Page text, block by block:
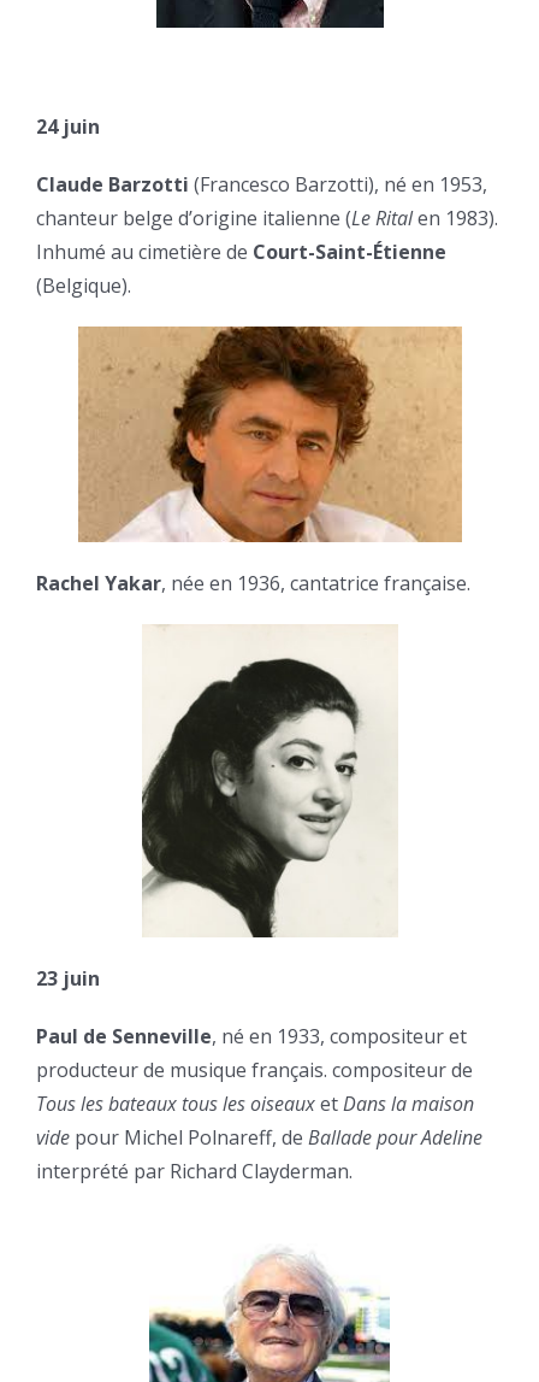
24 juin
Claude Barzotti (Francesco Barzotti), né en 1953,
chanteur belge d’origine italienne (Le Ritalen 1983).
Inhumé au cimetière de Court-Saint-Étienne
(Belgique).
Rachel Yakar, née en 1936, cantatrice française.
23 juin
Paul de Senneville, né en 1933, compositeur et
producteur de musique français. compositeur de
Tous les bateaux tous les oiseauxetDans la maison
vide pour Michel Polnareff, de Ballade pour Adeline
interprété par Richard Clayderman.